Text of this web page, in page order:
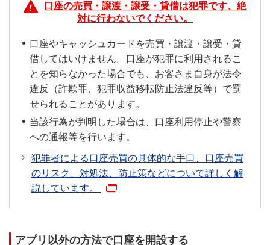
以外のカードをお持ちのお客さまはスマート口座開設
アプリでお手続きください。
口座の売買・譲渡・譲受・貸借は犯罪です、絶
対に行わないでください。
口座やキャッシュカードを売買・譲渡・譲受・貸
借してはいけません。口座が犯罪に利用されるこ
とを知らなかった場合でも、お客さま自身が法令
違反（詐欺罪、犯罪収益移転防止法違反等）で罰
せられることがあります。
当該行為が判明した場合は、口座利用停止や警察
への通報等を行います。
犯罪者による口座売買の具体的な手口、口座売買
のリスク、対処法、防止策などについて詳しく解
説しています。
アプリ以外の方法で口座を開設する